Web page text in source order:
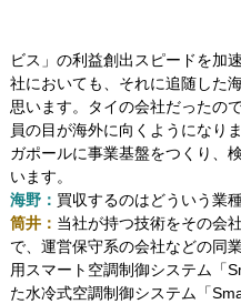
ビス」の利益創出スピードを加
社においても、それに追随した
思います。タイの会社だったの
員の目が海外に向くようになり
ガポールに事業基盤をつくり、
います。
海野： 買収するのはどういう業
筒井： 当社が持つ技術をその会
で、運営保守系の会社などの同
用スマート空調制御システム「
た水冷式空調制御システム「